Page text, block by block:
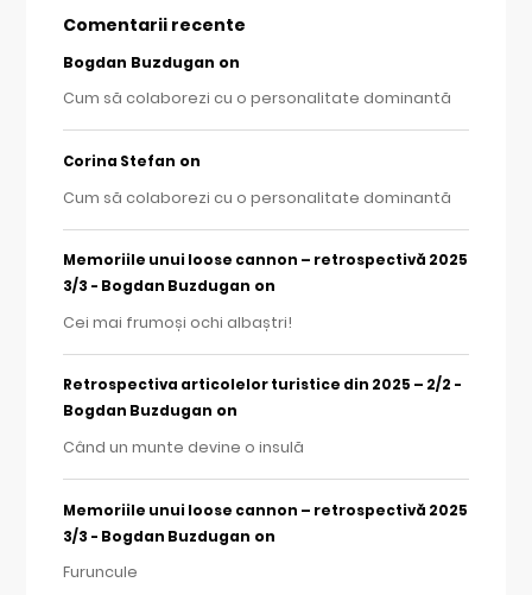
Comentarii recente
Bogdan Buzdugan on
Cum să colaborezi cu o personalitate dominantă
Corina Stefan on
Cum să colaborezi cu o personalitate dominantă
Memoriile unui loose cannon – retrospectivă 2025
3/3 - Bogdan Buzdugan on
Cei mai frumoși ochi albaștri!
Retrospectiva articolelor turistice din 2025 – 2/2 -
Bogdan Buzdugan on
Când un munte devine o insulă
Memoriile unui loose cannon – retrospectivă 2025
3/3 - Bogdan Buzdugan on
Furuncule